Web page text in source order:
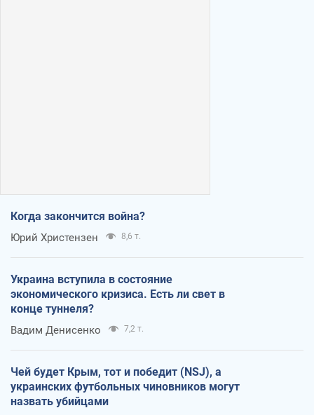
Когда закончится война?
Юрий Христензен 8,6 т.
Украина вступила в состояние
экономического кризиса. Есть ли свет в
конце туннеля?
Вадим Денисенко 7,2 т.
Чей будет Крым, тот и победит (NSJ), а
украинских футбольных чиновников могут
назвать убийцами